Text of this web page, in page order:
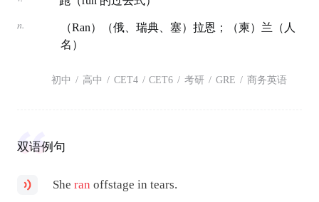
n.
（Ran）（俄、瑞典、塞）拉恩；（柬）兰（人
名）
初中 / 高中 / CET4 / CET6 / 考研 / GRE / 商务英语
双语例句
Sheran offstage in tears.